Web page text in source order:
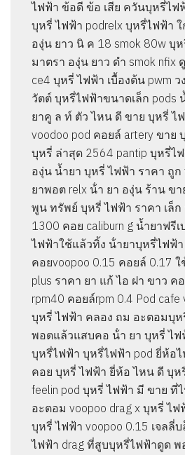
ไฟฟ้า ข้อดี ข้อ เสีย ควันบุหรี่ไฟ
บุหรี่ ไฟฟ้า podrelx บุหรี่ไฟฟ้า
องุ่น ยาว นิ ค 18 smok 80w บุ
มาตรา องุ่น ยาว ดํา smok nfix
ce4 บุหรี่ ไฟฟ้า เบื้องต้น pwm
วัตต์ บุหรี่ไฟฟ้าขนาดเล็ก pods
ยาคู ล ท์ ตัว ไหน ดี ขาย บุหรี่ ไ
voodoo pod คอยล์ artery ขาย
บุหรี่ ล่าสุด 2564 pantip บุหรี่ไ
องุ่น น้ำยา บุหรี่ ไฟฟ้า ราคา ถูก
ยาพอต relx น้ํา ยา องุ่น ร้าน ข
พูน ทรัพย์ บุหรี่ ไฟฟ้า ราคา เล็
1300 คอย caliburn g น้ำยาฟรี
ไฟฟ้าใช้แล้วทิ้ง น้ํายาบุหรี่ไฟฟ้า
คอยvoopoo 0.15 คอยล์ 0.17 ใ
plus ราคา ยา แก้ ไอ ฝา ขาว ค
rpm40 คอยล์rpm 0.4 Pod cafe
บุหรี่ ไฟฟ้า คลอง ถม อะตอมบุห
พอตแล้วแสบคอ น้ํา ยา บุหรี่ ไ
บุหรี่ไฟฟ้า บุหรี่ไฟฟ้า pod ยี่ห้อ
คอย บุหรี่ ไฟฟ้า ยี่ห้อ ไหน ดี บุ
feelin pod บุหรี่ ไฟฟ้า มี ขาย ที่
อะตอม voopoo drag x บุหรี่ ไ
บุหรี่ ไฟฟ้า voopoo 0.15 เจลลี่
ไฟฟ้า drag ที่สูบบุหรี่ไฟฟ้าดูด พ